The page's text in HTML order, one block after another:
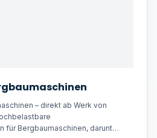
– direkt ab Werk von
für Bergbaumaschinen, darunter